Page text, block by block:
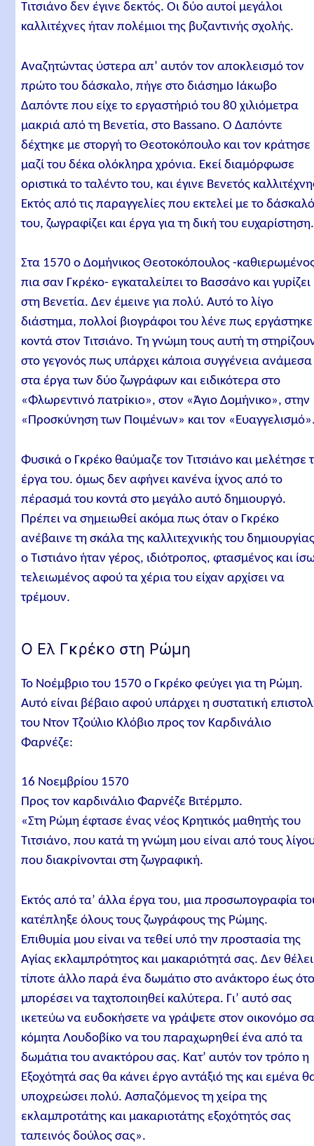
Τιτσιάνο δεν έγινε δεκτός. Οι δύο αυτοί μεγάλοι
καλλιτέχνες ήταν πολέμιοι της βυζαντινής σχολής.
Αναζητώντας ύστερα απ’ αυτόν τον αποκλεισμό τον
πρώτο του δάσκαλο, πήγε στο διάσημο Ιάκωβο
Δαπόντε που είχε το εργαστήριό του 80 χιλιόμετρα
μακριά από τη Βενετία, στο Bassano. Ο Δαπόντε
δέχτηκε με στοργή το Θεοτοκόπουλο και τον κράτησε
μαζί του δέκα ολόκληρα χρόνια. Εκεί διαμόρφωσε
οριστικά το ταλέντο του, και έγινε Βενετός
Εκτός από τις παραγγελίες που εκτελεί με το
του, ζωγραφίζει και έργα για τη δική του ευχαρίστηση.
Στα 1570 ο Δομήνικος Θεοτοκόπουλος -
πια σαν Γκρέκο- εγκαταλείπει το Βασσάνο και γυρίζει
στη Βενετία. Δεν έμεινε για πολύ. Αυτό το λίγο
διάστημα, πολλοί βιογράφοι του λένε πως εργάστηκε
κοντά στον Τιτσιάνο. Τη γνώμη τους αυτή τη
στο γεγονός πως υπάρχει κάποια συγγένεια ανάμεσα
στα έργα των δύο ζωγράφων και ειδικότερα στο
«Φλωρεντινό πατρίκιο», στον «Άγιο Δομήνικο», στην
«Προσκύνηση των Ποιμένων» και τον
Φυσικά ο Γκρέκο θαύμαζε τον Τιτσιάνο και μελέτησε
έργα του. όμως δεν αφήνει κανένα ίχνος από το
πέρασμά του κοντά στο μεγάλο αυτό δημιουργό.
Πρέπει να σημειωθεί ακόμα πως όταν ο Γκρέκο
ανέβαινε τη σκάλα της καλλιτεχνικής του
ο Τιστιάνο ήταν γέρος, ιδιότροπος, φτασμένος και
τελειωμένος αφού τα χέρια του είχαν αρχίσει να
τρέμουν.
Ο Ελ Γκρέκο στη Ρώμη
Το Νοέμβριο του 1570 ο Γκρέκο φεύγει για τη Ρώμη.
Αυτό είναι βέβαιο αφού υπάρχει η συστατική
του Ντον Τζούλιο Κλόβιο προς τον Καρδινάλιο
Φαρνέζε:
16 Νοεμβρίου 1570
Προς τον καρδινάλιο Φαρνέζε Βιτέρμπο.
«Στη Ρώμη έφτασε ένας νέος Κρητικός μαθητής του
Τιτσιάνο, που κατά τη γνώμη μου είναι από τους
που διακρίνονται στη ζωγραφική.
Εκτός από τα’ άλλα έργα του, μια προσωπογραφία
κατέπληξε όλους τους ζωγράφους της Ρώμης.
Επιθυμία μου είναι να τεθεί υπό την προστασία της
Αγίας εκλαμπρότητος και μακαριότητά σας. Δεν θέλει
τίποτε άλλο παρά ένα δωμάτιο στο ανάκτορο έως
μπορέσει να ταχτοποιηθεί καλύτερα. Γι’ αυτό σας
ικετεύω να ευδοκήσετε να γράψετε στον οικονόμο
κόμητα Λουδοβίκο να του παραχωρηθεί ένα από τα
δωμάτια του ανακτόρου σας. Κατ’ αυτόν τον τρόπο η
Εξοχότητά σας θα κάνει έργο αντάξιό της και εμένα
υποχρεώσει πολύ. Ασπαζόμενος τη χείρα της
εκλαμπροτάτης και μακαριοτάτης εξοχότητός σας
ταπεινός δούλος σας».